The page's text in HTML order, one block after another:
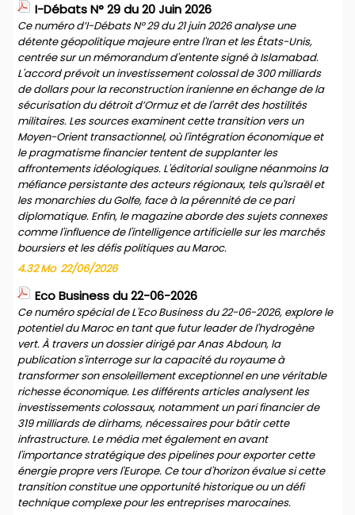
I-Débats N° 29 du 20 Juin 2026
Ce numéro d’I-Débats N° 29 du 21 juin 2026 analyse une
détente géopolitique majeure entre l'Iran et les États-Unis,
centrée sur un mémorandum d'entente signé à Islamabad.
L'accord prévoit un investissement colossal de 300 milliards
de dollars pour la reconstruction iranienne en échange de la
sécurisation du détroit d’Ormuz et de l'arrêt des hostilités
militaires. Les sources examinent cette transition vers un
Moyen-Orient transactionnel, où l'intégration économique et
le pragmatisme financier tentent de supplanter les
affrontements idéologiques. L'éditorial souligne néanmoins la
méfiance persistante des acteurs régionaux, tels qu'Israël et
les monarchies du Golfe, face à la pérennité de ce pari
diplomatique. Enfin, le magazine aborde des sujets connexes
comme l'influence de l'intelligence artificielle sur les marchés
boursiers et les défis politiques au Maroc.
4.32 Mo 22/06/2026
Eco Business du 22-06-2026
Ce numéro spécial de L'Eco Business du 22-06-2026, explore le
potentiel du Maroc en tant que futur leader de l'hydrogène
vert. À travers un dossier dirigé par Anas Abdoun, la
publication s'interroge sur la capacité du royaume à
transformer son ensoleillement exceptionnel en une véritable
richesse économique. Les différents articles analysent les
investissements colossaux, notamment un pari financier de
319 milliards de dirhams, nécessaires pour bâtir cette
infrastructure. Le média met également en avant
l'importance stratégique des pipelines pour exporter cette
énergie propre vers l'Europe. Ce tour d'horizon évalue si cette
transition constitue une opportunité historique ou un défi
technique complexe pour les entreprises marocaines.